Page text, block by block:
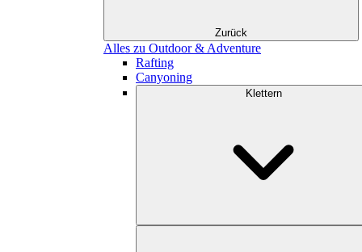
Zurück
Alles zu Outdoor & Adventure
Rafting
Canyoning
Klettern